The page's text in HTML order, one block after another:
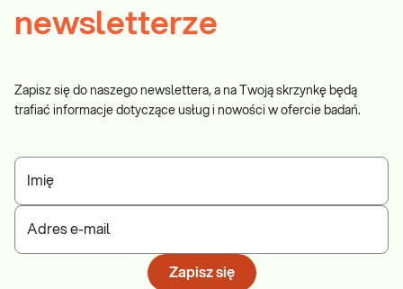
newsletterze
Zapisz się do naszego newslettera, a na Twoją skrzynkę będą
trafiać informacje dotyczące usług i nowości w ofercie badań.
Imię
Adres e-mail
Zapisz się